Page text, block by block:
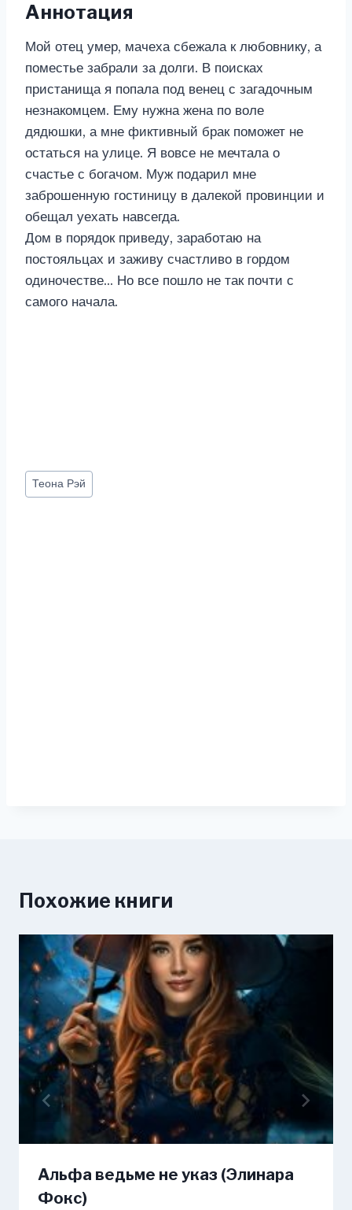
Аннотация
Мой отец умер, мачеха сбежала к любовнику, а
поместье забрали за долги. В поисках
пристанища я попала под венец с загадочным
незнакомцем. Ему нужна жена по воле
дядюшки, а мне фиктивный брак поможет не
остаться на улице. Я вовсе не мечтала о
счастье с богачом. Муж подарил мне
заброшенную гостиницу в далекой провинции и
обещал уехать навсегда.
Дом в порядок приведу, заработаю на
постояльцах и заживу счастливо в гордом
одиночестве… Но все пошло не так почти с
самого начала.
Метки
записи:
Теона Рэй
Похожие книги
Альфа ведьме не указ (Элинара
Фокс)